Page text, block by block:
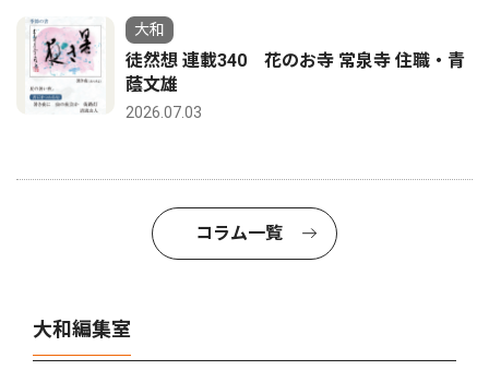
大和
徒然想 連載340 花のお寺 常泉寺 住職・青
蔭文雄
2026.07.03
コラム一覧
大和編集室